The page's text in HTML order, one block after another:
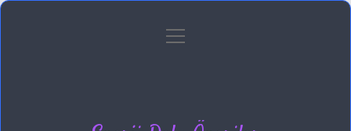
Gizlilik Politikası
menüyü